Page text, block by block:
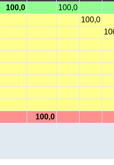
100,0
100,0
100,0
100,0